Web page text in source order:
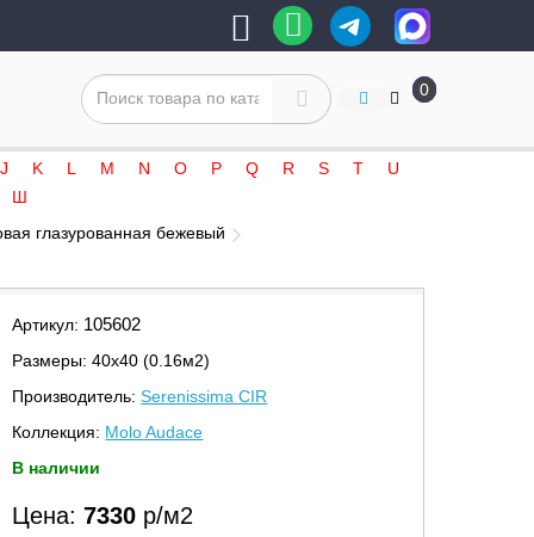
0
J K L M N O P Q R S T
U
Ш
глазурованная бежевый
Артикул: 105602
Размеры: 40х40 (0.16м2)
Производитель:Serenissima CIR
Коллекция: Molo Audace
В наличии
Цена:7330 р/м2